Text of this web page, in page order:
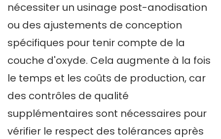
nécessiter un usinage post-anodisation
ou des ajustements de conception
spécifiques pour tenir compte de la
couche d'oxyde. Cela augmente à la fois
le temps et les coûts de production, car
des contrôles de qualité
supplémentaires sont nécessaires pour
vérifier le respect des tolérances après